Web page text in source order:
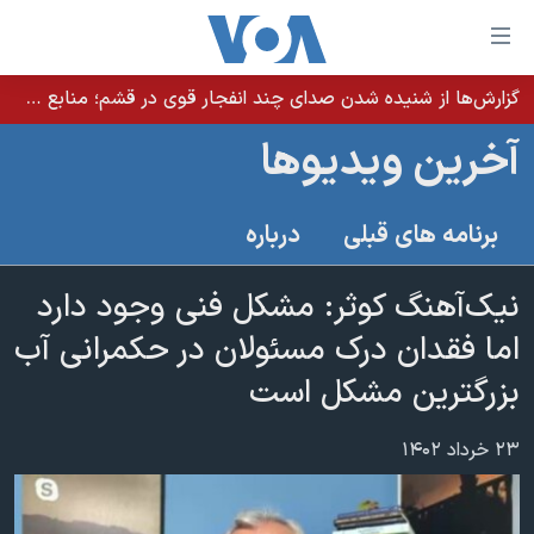
لینکهای
قابل
دسترسی
جهش
اصلی
جهش
به
صفحه
اصلی
جهش
جستجو
خانه
نسخه سبک وب‌سایت
آمریکا
جهان
ورزشی
ویژه برنامه‌ها
برنامه های تلویزیونی
جدول برنامه ها
صفحه‌های ویژه
جام جهانی ۲۰۲۶
۲۵۰سالگی آمریکا
بایگانی برنامه‌های تلویزیونی
فرکانس‌های صدای آمریکا
یادگیری زبان انگلیسی
گزارش‌ها از شنیده شدن صدای چند انفجار قوی در قشم؛ منابع حکومتی می‌گویند درگیری در تنگه هرمز بود
آخرین ویدیوها
برنامه های قبلی درباره
نیک‌آهنگ کوثر: مشکل فنی وجود دارد
اما فقدان درک مسئولان در حکمرانی آب
بزرگترین مشکل است
۲۳ خرداد ۱۴۰۲